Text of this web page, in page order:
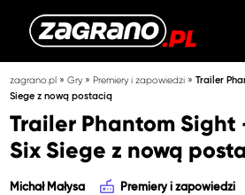
zagrano.pl »Gry» Premiery i zapowiedzi »Trailer
Siege z nową postacią
Trailer Phantom Sight
Six Siege z nową
Michał Małysa Premiery i zapowiedzi